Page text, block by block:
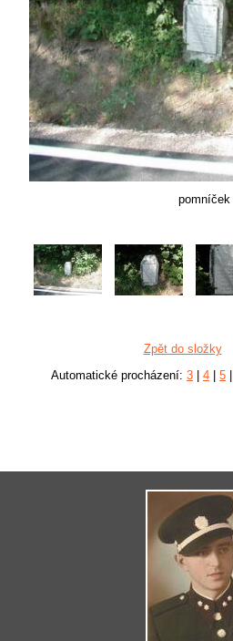
pomníček
Zpět do složky
Automatické procházení: 3 | 4 | 5 |